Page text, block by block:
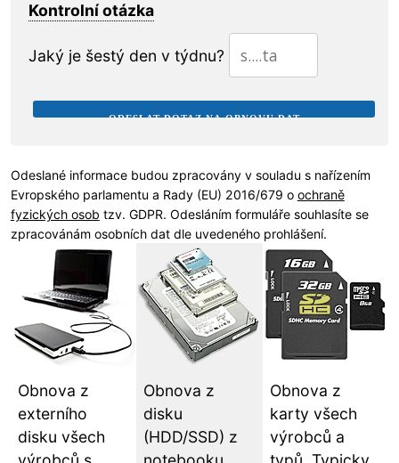
Kontrolní otázka
Jaký je šestý den v týdnu?
Odeslané informace budou zpracovány v souladu s nařízením
Evropského parlamentu a Rady (EU) 2016/679 o ochraně
fyzických osob tzv. GDPR. Odesláním formuláře souhlasíte se
zpracovánám osobních dat dle uvedeného prohlášení.
Obnova z
externího
disku všech
Obnova z
disku
(HDD/SSD) z
Obnova z
karty všech
výrobců a